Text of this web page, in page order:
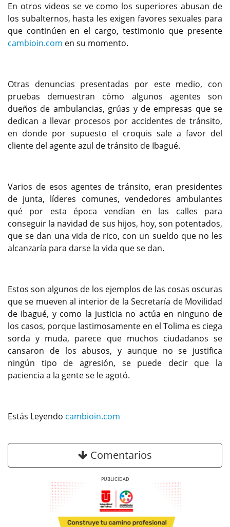
En otros videos se ve como los superiores abusan de
los subalternos, hasta les exigen favores sexuales para
que continúen en el cargo, testimonio que presente
cambioin.com en su momento.
Otras denuncias presentadas por este medio, con
pruebas demuestran cómo algunos agentes son
dueños de ambulancias, grúas y de empresas que se
dedican a llevar procesos por accidentes de tránsito,
en donde por supuesto el croquis sale a favor del
cliente del agente azul de tránsito de Ibagué.
Varios de esos agentes de tránsito, eran presidentes
de junta, líderes comunes, vendedores ambulantes
qué por esta época vendían en las calles para
conseguir la navidad de sus hijos, hoy, son potentados,
que se dan una vida de rico, con un sueldo que no les
alcanzaría para darse la vida que se dan.
Estos son algunos de los ejemplos de las cosas oscuras
que se mueven al interior de la Secretaría de Movilidad
de Ibagué, y como la justicia no actúa en ninguno de
los casos, porque lastimosamente en el Tolima es ciega
sorda y muda, parece que muchos ciudadanos se
cansaron de los abusos, y aunque no se justifica
ningún tipo de agresión, se puede decir que la
paciencia a la gente se le agotó.
Estás Leyendo cambioin.com
Comentarios